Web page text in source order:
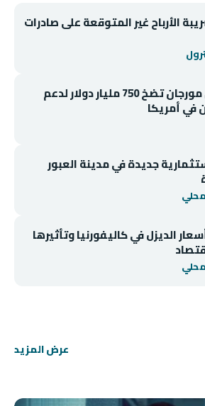
الأرباح غير المتوقعة على صادرات
جيه بي مورجان تضخ 750 مليار دولار لدعم
في أمريكا
جديدة في مدينة العبور
الديزل في كاليفورنيا وتأثيرها
عرض المزيد